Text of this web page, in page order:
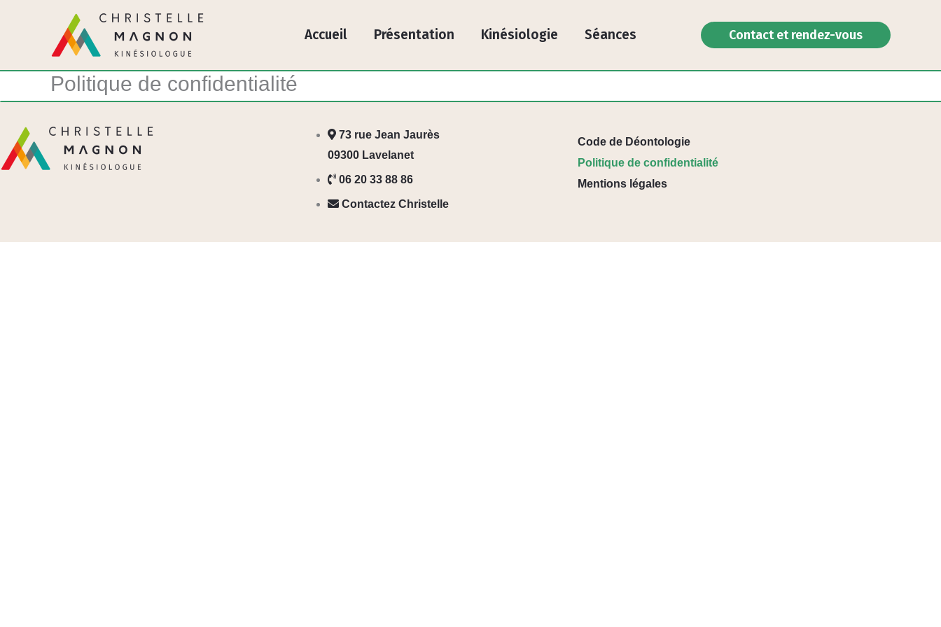
Accueil Présentation Kinésiologie Séances Contact et rendez-vous
Politique de confidentialité
73 rue Jean Jaurès
09300 Lavelanet
06 20 33 88 86
Contactez Christelle
Code de Déontologie
Politique de confidentialité
Mentions légales